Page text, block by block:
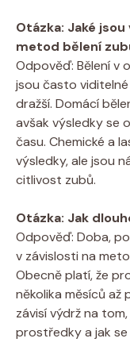
Otázka: Jaké
metod bělení
Odpověď: Bělení v
jsou často
dražší. Domácí
avšak výsledky se
času. Chemické a
výsledky, ale jsou
citlivost zubů.
Otázka: Jak
Odpověď: Doba,
v závislosti na
Obecně platí, že
několika měsíců až
závisí výdrž na
prostředky a jak